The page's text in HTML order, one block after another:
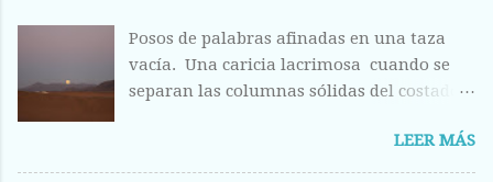
Posos de palabras afinadas en una taza
vacía. Una caricia lacrimosa cuando se
separan las columnas sólidas del costado.
deshecha de los huesos entrelazados en la
llanura plumosa. Raídas las alas como
LEER MÁS